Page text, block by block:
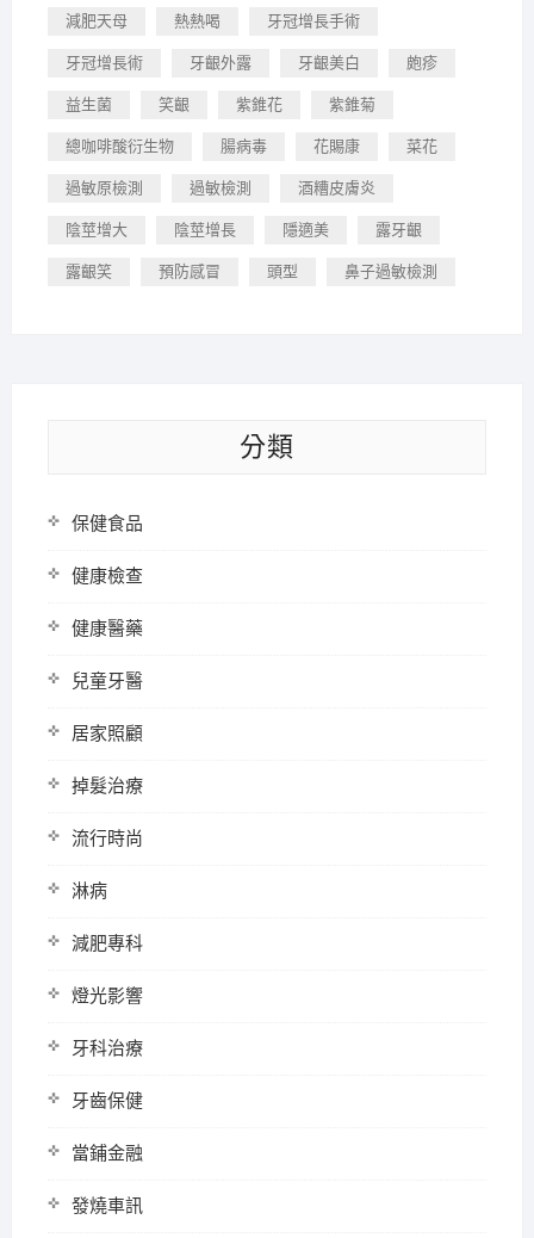
減肥天母 熱熱喝 牙冠增長手術
牙冠增長術 牙齦外露 牙齦美白 皰疹
益生菌 笑齦 紫錐花 紫錐菊
總咖啡酸衍生物 腸病毒 花賜康 菜花
過敏原檢測 過敏檢測 酒糟皮膚炎
陰莖增大 陰莖增長 隱適美 露牙齦
露齦笑 預防感冒 頭型 鼻子過敏檢測
分類
保健食品
健康檢查
健康醫藥
兒童牙醫
居家照顧
掉髮治療
流行時尚
淋病
減肥專科
燈光影響
牙科治療
牙齒保健
當鋪金融
發燒車訊